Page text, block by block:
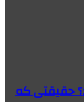
حقیقتی که